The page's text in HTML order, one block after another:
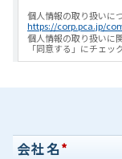
個人情報の取り扱いに
https://corp.pca.jp/
個人情報の取り扱いに
「同意する」にチェッ
会社名*